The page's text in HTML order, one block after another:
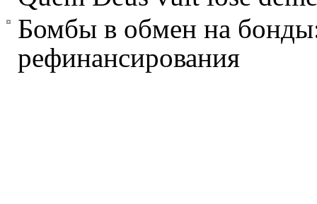
Бомбы в обмен на
рефинансирования